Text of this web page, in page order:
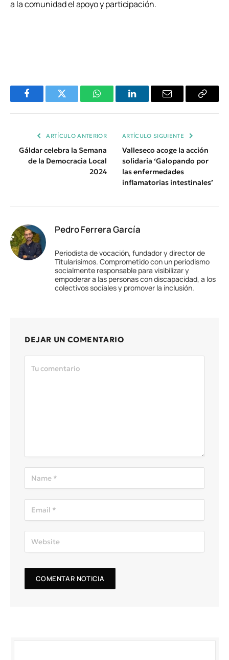
a la comunidad el apoyo y participación.
FacebookTwitter WhatsAppLinkedInEmail
Copiar
ARTÍCULO ANTERIOR
Gáldar celebra la Semana
de la Democracia Local
2024
ARTÍCULO SIGUIENTE
Valleseco acoge la acción
solidaria ‘Galopando por
las enfermedades
inflamatorias intestinales’
Pedro Ferrera García
Periodista de vocación, fundador y director de
Titularísimos. Comprometido con un periodismo
socialmente responsable para visibilizar y
empoderar a las personas con discapacidad, a los
colectivos sociales y promover la inclusión.
DEJAR UN COMENTARIO